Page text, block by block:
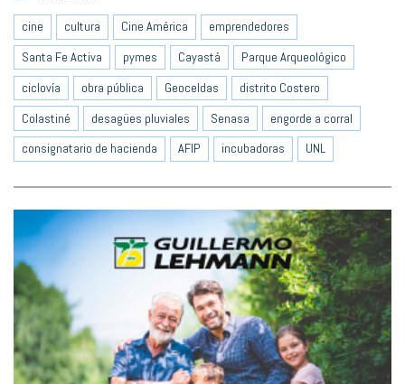
cine cultura Cine América
emprendedores
Santa Fe Activa
pymes Cayastá
Parque Arqueológico
ciclovía
obra pública Geoceldas
distrito Costero
Colastiné
desagües pluviales Senasa
engorde a corral
consignatario de hacienda
AFIP incubadoras UNL